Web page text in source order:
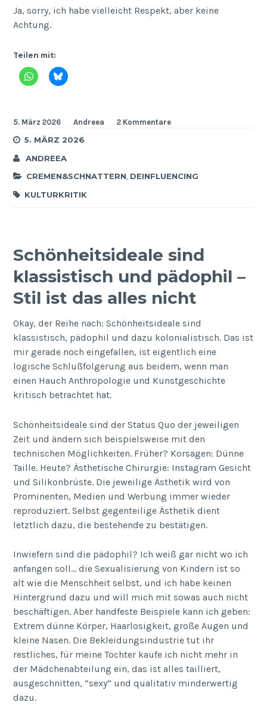
Ja, sorry, ich habe vielleicht Respekt, aber keine
Achtung.
Teilen mit:
5. März 2026 Andreea 2 Kommentare
5. MÄRZ 2026
ANDREEA
CREMEN&SCHNATTERN, DEINFLUENCING
KULTURKRITIK
Schönheitsideale sind
klassistisch und pädophil –
Stil ist das alles nicht
Okay, der Reihe nach: Schönheitsideale sind
klassistisch, pädophil und dazu kolonialistisch. Das ist
mir gerade noch eingefallen, ist eigentlich eine
logische Schlußfolgerung aus beidem, wenn man
einen Hauch Anthropologie und Kunstgeschichte
kritisch betrachtet hat.
Schönheitsideale sind der Status Quo der jeweiligen
Zeit und ändern sich beispielsweise mit den
technischen Möglichkeiten. Früher? Korsagen: Dünne
Taille. Heute? Ästhetische Chirurgie: Instagram Gesicht
und Silikonbrüste. Die jeweilige Ästhetik wird von
Prominenten, Medien und Werbung immer wieder
reproduziert. Selbst gegenteilige Ästhetik dient
letztlich dazu, die bestehende zu bestätigen.
Inwiefern sind die pädophil? Ich weiß gar nicht wo ich
anfangen soll… die Sexualisierung von Kindern ist so
alt wie die Menschheit selbst, und ich habe keinen
Hintergrund dazu und will mich mit sowas auch nicht
beschäftigen. Aber handfeste Beispiele kann ich geben:
Extrem dünne Körper, Haarlosigkeit, große Augen und
kleine Nasen. Die Bekleidungsindustrie tut ihr
restliches, für meine Tochter kaufe ich nicht mehr in
der Mädchenabteilung ein, das ist alles tailliert,
ausgeschnitten, “sexy” und qualitativ minderwertig
dazu.